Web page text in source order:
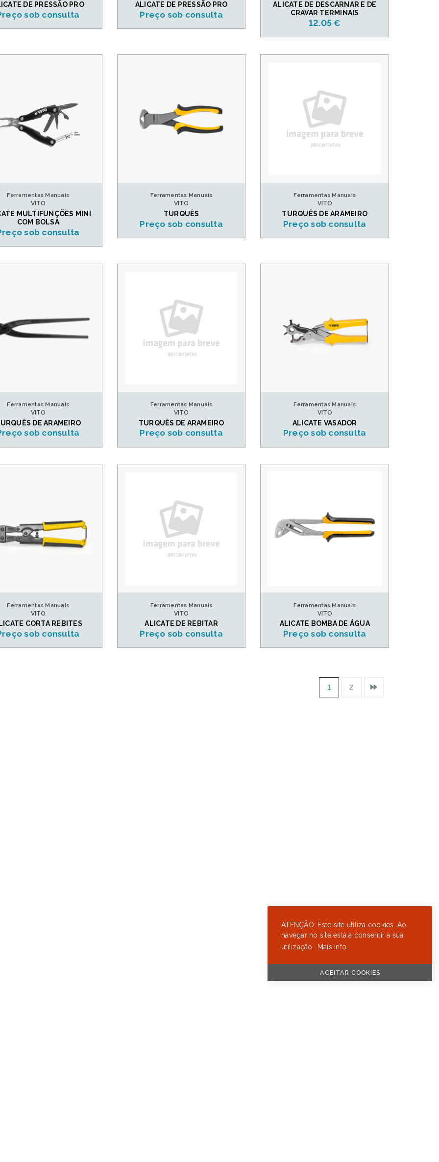
ATENÇÃO: Este site utiliza cookies. Ao
navegar no site está a consentir a sua
utilização.
Mais info
ACEITAR COOKIES
DE PRESSÃO PRO
sob consulta
ALICATE DE PRESSÃO PRO
Preço sob consulta
ALICATE DE DESCARNAR E DE
CRAVAR TERMINAIS
12.05 €
Ferramentas Manuais
VITO
MULTIFUNÇÕES MINI
COM BOLSA
sob consulta
Ferramentas Manuais
VITO
TURQUÊS
Preço sob consulta
Ferramentas Manuais
VITO
TURQUÊS DE ARAMEIRO
Preço sob consulta
Ferramentas Manuais
VITO
DE ARAMEIRO
sob consulta
Ferramentas Manuais
VITO
TURQUÊS DE ARAMEIRO
Preço sob consulta
Ferramentas Manuais
VITO
ALICATE VASADOR
Preço sob consulta
Ferramentas Manuais
VITO
CORTA REBITES
sob consulta
Ferramentas Manuais
VITO
ALICATE DE REBITAR
Preço sob consulta
Ferramentas Manuais
VITO
ALICATE BOMBA DE ÁGUA
Preço sob consulta
1 2